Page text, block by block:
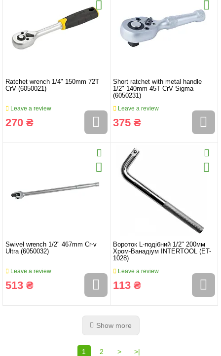
Ratchet wrench 1/4" 150mm 72T
CrV (6050021)
Leave a review
270 ₴
Short ratchet with metal handle
1/2" 140mm 45T CrV Sigma
(6050231)
Leave a review
375 ₴
Swivel wrench 1/2" 467mm Cr-v
Ultra (6050032)
Leave a review
513 ₴
Вороток L-подібний 1/2" 200мм
Хром-Ванадіум INTERTOOL (ET-
1028)
Leave a review
113 ₴
Show more
1 2 > >|